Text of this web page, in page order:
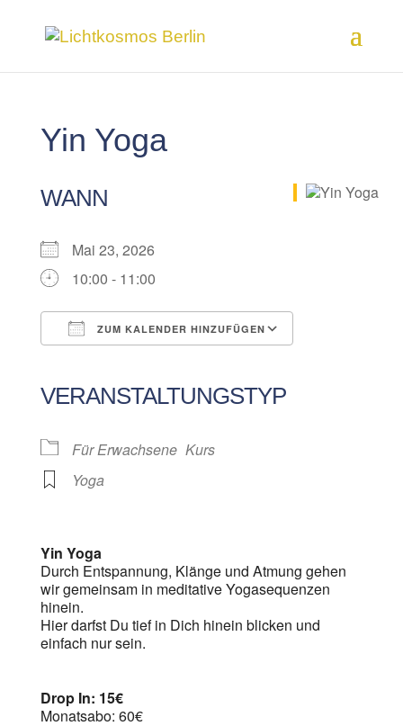
Yin Yoga
WANN
Mai 23, 2026
10:00 - 11:00
ZUM KALENDER HINZUFÜGEN
VERANSTALTUNGSTYP
Für Erwachsene Kurs
Yoga
Yin Yoga
Durch Entspannung, Klänge und Atmung gehen
wir gemeinsam in meditative Yogasequenzen
hinein.
Hier darfst Du tief in Dich hinein blicken und
einfach nur sein.
Drop In: 15€
Monatsabo: 60€